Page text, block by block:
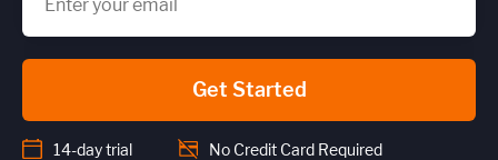
Get Started
14-day trial No Credit Card Required